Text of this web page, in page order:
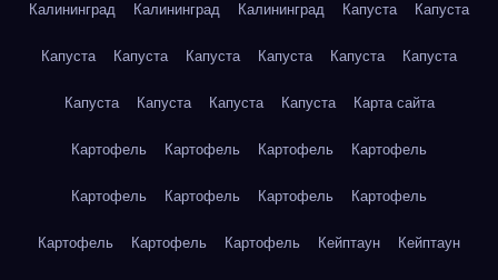
Калининград Калининград Калининград Капуста Капуста
Капуста Капуста Капуста Капуста Капуста Капуста
Капуста Капуста Капуста Капуста Карта сайта
Картофель Картофель Картофель Картофель
Картофель Картофель Картофель Картофель
Картофель Картофель Картофель Кейптаун Кейптаун